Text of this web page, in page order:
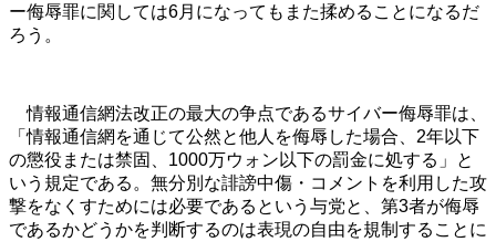
ー侮辱罪に関しては6月になってもまた揉めることになるだ
ろう。
情報通信網法改正の最大の争点であるサイバー侮辱罪は、
「情報通信網を通じて公然と他人を侮辱した場合、2年以下
の懲役または禁固、1000万ウォン以下の罰金に処する」と
いう規定である。無分別な誹謗中傷・コメントを利用した攻
撃をなくすためには必要であるという与党と、第3者が侮辱
であるかどうかを判断するのは表現の自由を規制することに